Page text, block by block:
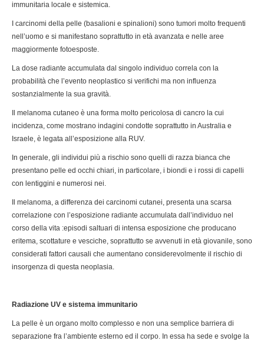
immunitaria locale e sistemica.
I carcinomi della pelle (basalioni e spinalioni) sono tumori molto frequenti
nell’uomo e si manifestano soprattutto in età avanzata e nelle aree
maggiormente fotoesposte.
La dose radiante accumulata dal singolo individuo correla con la
probabilità che l’evento neoplastico si verifichi ma non influenza
sostanzialmente la sua gravità.
Il melanoma cutaneo è una forma molto pericolosa di cancro la cui
incidenza, come mostrano indagini condotte soprattutto in Australia e
Israele, è legata all’esposizione alla RUV.
In generale, gli individui più a rischio sono quelli di razza bianca che
presentano pelle ed occhi chiari, in particolare, i biondi e i rossi di capelli
con lentiggini e numerosi nei.
Il melanoma, a differenza dei carcinomi cutanei, presenta una scarsa
correlazione con l’esposizione radiante accumulata dall’individuo nel
corso della vita :episodi saltuari di intensa esposizione che producano
eritema, scottature e vesciche, soprattutto se avvenuti in età giovanile, sono
considerati fattori causali che aumentano considerevolmente il rischio di
insorgenza di questa neoplasia.
Radiazione UV e sistema immunitario
La pelle è un organo molto complesso e non una semplice barriera di
separazione fra l’ambiente esterno ed il corpo. In essa ha sede e svolge la